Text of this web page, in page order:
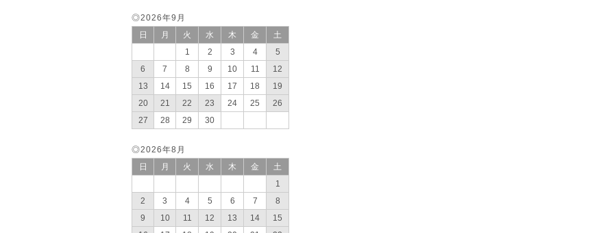
◎2026年9月
日
月 火 水 木 金
土
1
2 3 4
5
6
7 8 9 10 11
12
13
14 15 16 17 18
19
20
21 22 23 24 25
26
27
28 29 30
◎2026年8月
日
月 火 水 木 金
土
1
2
3 4 5 6 7
8
9
10 11 12 13 14
15